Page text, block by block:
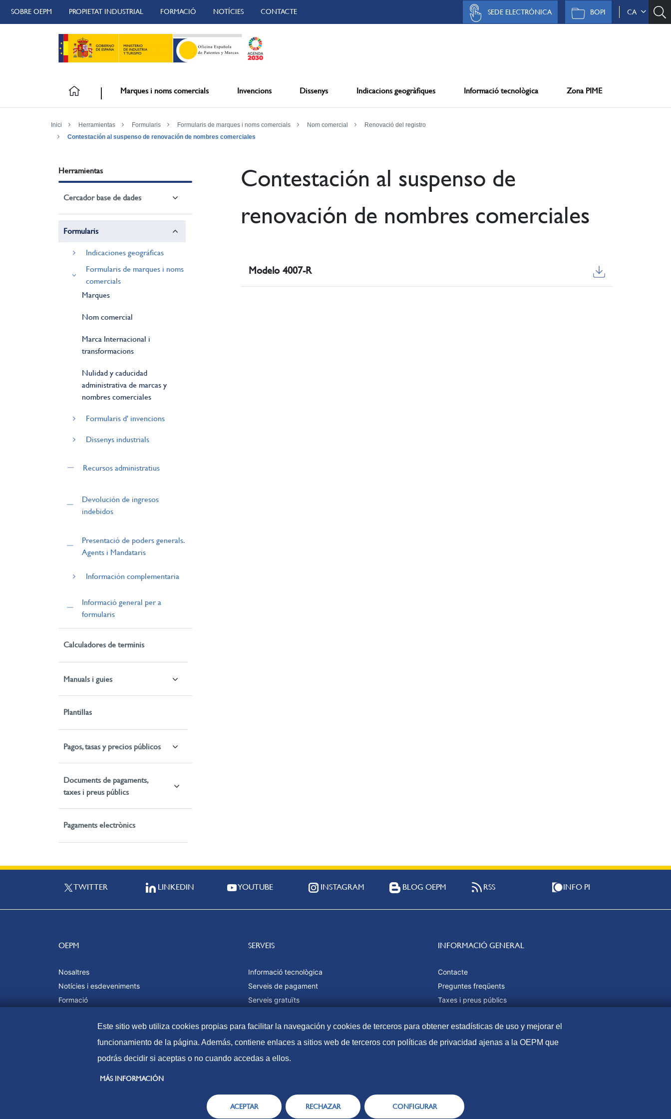
SOBRE OEPM PROPIETAT INDUSTRIAL FORMACIÓ NOTÍCIES CONTACTE CA
BOPI
SEDE ELECTRÓNICA
Marques i noms comercials Invencions Dissenys Indicacions geogràfiques Informació tecnològica Zona PIME
Inici Herramientas Formularis Formularis de marques i noms comercials Nom comercial
Renovació del registro
Contestación al suspenso de renovación de nombres comerciales
Herramientas
Cercador base de dades
Formularis
Indicaciones geográficas
Formularis de marques i noms
comercials
Marques
Nom comercial
Marca Internacional i
transformacions
Nulidad y caducidad
administrativa de marcas y
nombres comerciales
Formularis d' invencions
Dissenys industrials
Recursos administratius
Devolución de ingresos
indebidos
Presentació de poders generals.
Agents i Mandataris
Información complementaria
Informació general per a
formularis
Calculadores de terminis
Manuals i guies
Plantillas
Pagos, tasas y precios públicos
Documents de pagaments,
taxes i preus públics
Pagaments electrònics
Contestación al suspenso de
renovación de nombres comerciales
Modelo 4007-R
TWITTER LINKEDIN YOUTUBE INSTAGRAM BLOG OEPM RSS INFO PI
OEPM
Nosaltres
Notícies i esdeveniments
Formació
SERVEIS
Informació tecnològica
Serveis de pagament
Serveis gratuïts
INFORMACIÓ GENERAL
Contacte
Preguntes freqüents
Taxes i preus públics
Mapa web
Este sitio web utiliza cookies propias para facilitar la navegación y cookies de terceros para obtener estadísticas de uso y mejorar el
funcionamiento de la página. Además, contiene enlaces a sitios web de terceros con políticas de privacidad ajenas a la OEPM que
podrás decidir si aceptas o no cuando accedas a ellos.
MÁS INFORMACIÓN
ACEPTAR RECHAZAR CONFIGURAR